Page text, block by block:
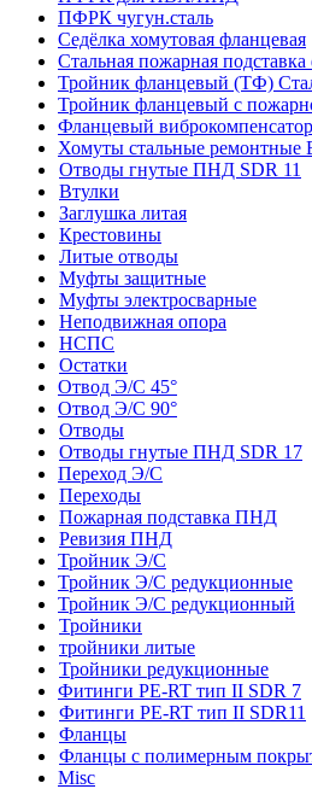
ПФРК чугун.сталь
Седёлка хомутовая фланцевая
Стальная пожарная
Тройник фланцевый (ТФ)
Тройник фланцевый с
Фланцевый
Хомуты стальные ремонтные
Отводы гнутые ПНД SDR 11
Втулки
Заглушка литая
Крестовины
Литые отводы
Муфты защитные
Муфты электросварные
Неподвижная опора
НСПС
Остатки
Отвод Э/С 45°
Отвод Э/С 90°
Отводы
Отводы гнутые ПНД SDR 17
Переход Э/С
Переходы
Пожарная подставка ПНД
Ревизия ПНД
Тройник Э/С
Тройник Э/С редукционные
Тройник Э/С редукционный
Тройники
тройники литые
Тройники редукционные
Фитинги PE-RT тип II SDR 7
Фитинги PE-RT тип II SDR11
Фланцы
Фланцы с полимерным
Misc